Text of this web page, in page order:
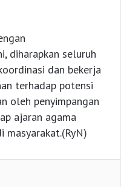
diharapkan seluruh
dan bekerja
terhadap potensi
oleh penyimpangan
ajaran agama
masyarakat.(RyN)